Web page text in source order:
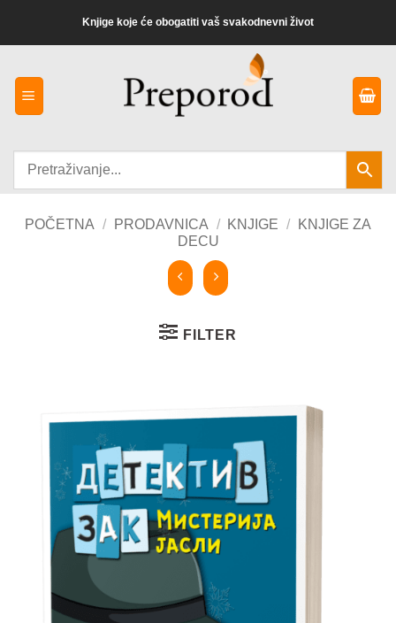
Knjige koje će obogatiti vaš svakodnevni život
POČETNA / PRODAVNICA / KNJIGE /
KNJIGE ZA
DECU
FILTER